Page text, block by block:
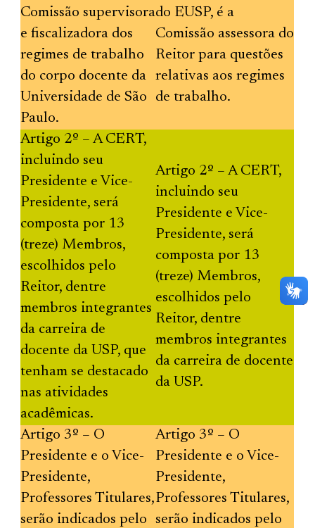
Comissão supervisora
e fiscalizadora dos
regimes de trabalho
do corpo docente da
Universidade de São
Paulo.
do EUSP, é a
Comissão assessora do
Reitor para questões
relativas aos regimes
de trabalho.
Artigo 2º – A CERT,
incluindo seu
Presidente e Vice-
Presidente, será
composta por 13
(treze) Membros,
escolhidos pelo
Reitor, dentre
membros integrantes
da carreira de
docente da USP, que
tenham se destacado
nas atividades
acadêmicas.
Artigo 2º – A CERT,
incluindo seu
Presidente e Vice-
Presidente, será
composta por 13
(treze) Membros,
escolhidos pelo
Reitor, dentre
membros integrantes
da carreira de docente
da USP.
Artigo 3º – O
Presidente e o Vice-
Presidente,
Professores Titulares,
serão indicados pelo
Artigo 3º – O
Presidente e o Vice-
Presidente,
Professores Titulares,
serão indicados pelo